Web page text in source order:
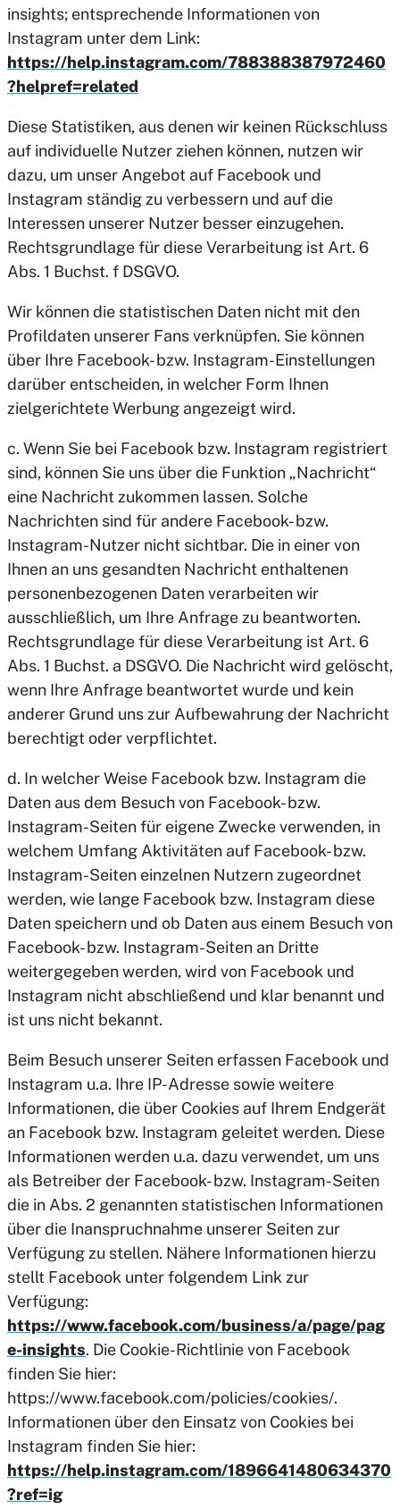
insights; entsprechende Informationen von
Instagram unter dem Link:
https://help.instagram.com/788388387972460
?helpref=related
Diese Statistiken, aus denen wir keinen Rückschluss
auf individuelle Nutzer ziehen können, nutzen wir
dazu, um unser Angebot auf Facebook und
Instagram ständig zu verbessern und auf die
Interessen unserer Nutzer besser einzugehen.
Rechtsgrundlage für diese Verarbeitung ist Art. 6
Abs. 1 Buchst. f DSGVO.
Wir können die statistischen Daten nicht mit den
Profildaten unserer Fans verknüpfen. Sie können
über Ihre Facebook- bzw. Instagram-Einstellungen
darüber entscheiden, in welcher Form Ihnen
zielgerichtete Werbung angezeigt wird.
c. Wenn Sie bei Facebook bzw. Instagram registriert
sind, können Sie uns über die Funktion „Nachricht“
eine Nachricht zukommen lassen. Solche
Nachrichten sind für andere Facebook- bzw.
Instagram-Nutzer nicht sichtbar. Die in einer von
Ihnen an uns gesandten Nachricht enthaltenen
personenbezogenen Daten verarbeiten wir
ausschließlich, um Ihre Anfrage zu beantworten.
Rechtsgrundlage für diese Verarbeitung ist Art. 6
Abs. 1 Buchst. a DSGVO. Die Nachricht wird gelöscht,
wenn Ihre Anfrage beantwortet wurde und kein
anderer Grund uns zur Aufbewahrung der Nachricht
berechtigt oder verpflichtet.
d. In welcher Weise Facebook bzw. Instagram die
Daten aus dem Besuch von Facebook- bzw.
Instagram-Seiten für eigene Zwecke verwenden, in
welchem Umfang Aktivitäten auf Facebook- bzw.
Instagram-Seiten einzelnen Nutzern zugeordnet
werden, wie lange Facebook bzw. Instagram diese
Daten speichern und ob Daten aus einem Besuch von
Facebook- bzw. Instagram-Seiten an Dritte
weitergegeben werden, wird von Facebook und
Instagram nicht abschließend und klar benannt und
ist uns nicht bekannt.
Beim Besuch unserer Seiten erfassen Facebook und
Instagram u.a. Ihre IP-Adresse sowie weitere
Informationen, die über Cookies auf Ihrem Endgerät
an Facebook bzw. Instagram geleitet werden. Diese
Informationen werden u.a. dazu verwendet, um uns
als Betreiber der Facebook- bzw. Instagram-Seiten
die in Abs. 2 genannten statistischen Informationen
über die Inanspruchnahme unserer Seiten zur
Verfügung zu stellen. Nähere Informationen hierzu
stellt Facebook unter folgendem Link zur
Verfügung:
https://www.facebook.com/business/a/page/pag
e-insights. Die Cookie-Richtlinie von Facebook
finden Sie hier:
https://www.facebook.com/policies/cookies/.
Informationen über den Einsatz von Cookies bei
Instagram finden Sie hier:
https://help.instagram.com/1896641480634370
?ref=ig